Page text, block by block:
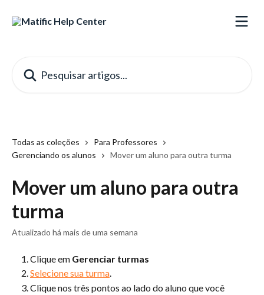
Todas as coleções
Para Professores
Gerenciando os alunos
Mover um aluno para outra turma
Mover um aluno para outra
turma
Atualizado há mais de uma semana
Clique em Gerenciar turmas
Selecione sua turma.
Clique nos três pontos ao lado do aluno que você